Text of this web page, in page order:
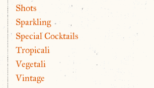
Shots
Sparkling
Special Cocktails
Tropicali
Vegetali
Vintage